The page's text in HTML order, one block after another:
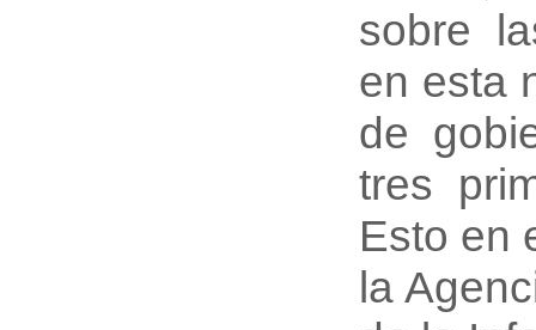
sobre
en esta
de
tres
Esto en
la